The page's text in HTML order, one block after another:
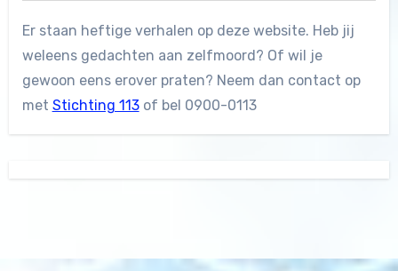
Er staan heftige verhalen op deze website. Heb jij
weleens gedachten aan zelfmoord? Of wil je
gewoon eens erover praten? Neem dan contact op
met Stichting 113of bel 0900-0113